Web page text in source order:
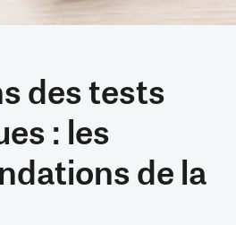
des tests
: les
de la